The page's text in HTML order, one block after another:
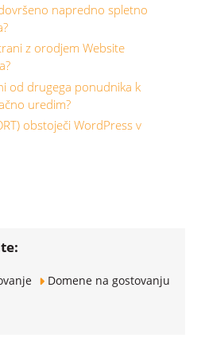
napredno spletno
z orodjem Website
od drugega ponudnika k
uredim?
obstoječi WordPress v
Domene na gostovanju